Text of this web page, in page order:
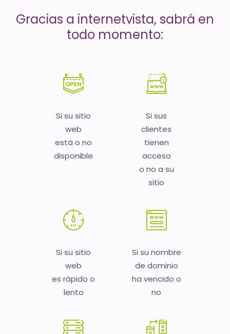
oro
Gracias a internetvista, sabrá en
todo momento:
Si su sitio
web
está o no
disponible
Si sus
clientes
tienen
acceso
o no a su
sitio
Si su sitio
web
es rápido o
lento
Si su nombre
de dominio
ha vencido o
no